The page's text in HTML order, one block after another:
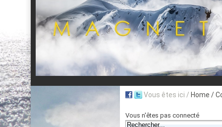
Aujourd'hui : T° Min : °C T° Max :
Suivez en direct l'actualité des
Vous êtes ici / Home /
Vous n'êtes pas connecté